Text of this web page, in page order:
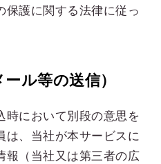
保護に関する法律に従っ
ル等の送信）
時において別段の意思を
は、当社が本サービスに
報（当社又は第三者の広